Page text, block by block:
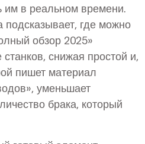
им в реальном времени.
подсказывает, где можно
обзор 2025»
снижая простой и,
пишет материал
уменьшает
брака, который